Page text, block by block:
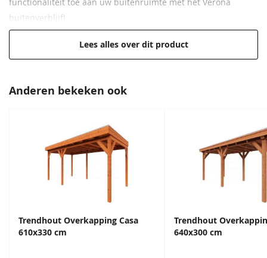
Extra informatie
recht en hemelwaterafvoer.
functionaliteit toe aan uw buitenruimte met het Verona
buitenverblijf!
Afmeting van 625x335 cm
Hoge kwaliteit voor een lage prijs
Hoogwaardig, onbehandeld Douglas hout
Lees alles over dit product
Anderen bekeken ook
Trendhout Overkapping Casa
610x330 cm
Trendhout
640x300 cm